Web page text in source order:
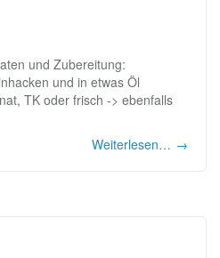
und Zubereitung:
und in etwas Öl
TK oder frisch -> ebenfalls
Weiterlesen… →